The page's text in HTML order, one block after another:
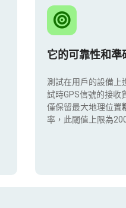
它的可靠性和準
測試在用戶的設備上
試時GPS信號的接收
僅保留最大地理位置
率，此閾值上限為